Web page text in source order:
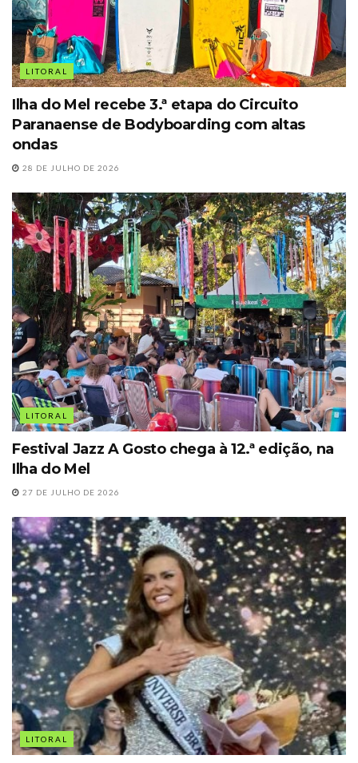
LITORAL
Ilha do Mel recebe 3.ª etapa do Circuito
Paranaense de Bodyboarding com altas
ondas
28 DE JULHO DE 2026
LITORAL
Festival Jazz A Gosto chega à 12.ª edição, na
Ilha do Mel
27 DE JULHO DE 2026
LITORAL